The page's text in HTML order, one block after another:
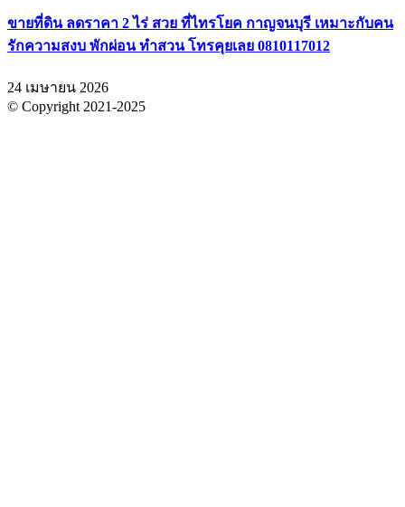
ขายที่ดิน ลดราคา 2 ไร่ สวย ที่ไทรโยค กาญจนบุรี เหมาะกับคน
รักความสงบ พักผ่อน ทำสวน โทรคุยเลย 0810117012
24 เมษายน 2026
© Copyright 2021-2025